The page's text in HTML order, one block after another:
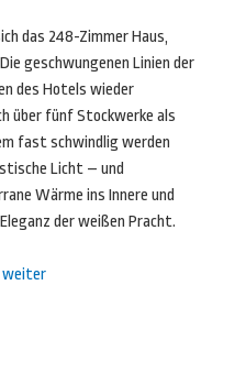
das 248-Zimmer Haus,
geschwungenen Linien der
des Hotels wieder
über fünf Stockwerke als
fast schwindlig werden
Licht – und
Wärme ins Innere und
der weißen Pracht.
weiter